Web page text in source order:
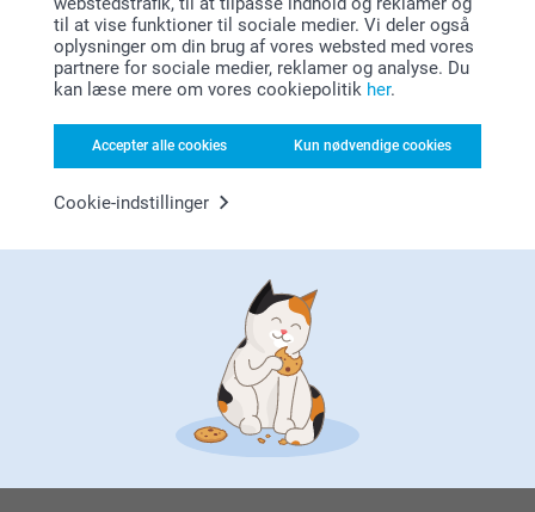
til at vise funktioner til sociale medier. Vi deler også
oplysninger om din brug af vores websted med vores
partnere for sociale medier, reklamer og analyse. Du
kan læse mere om vores cookiepolitik her.
Accepter alle cookies Kun nødvendige cookies
Cookie-indstillinger
Førsteklasses kundeservice!